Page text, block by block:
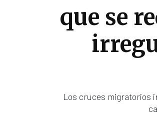
que se
Los cruces migratorios